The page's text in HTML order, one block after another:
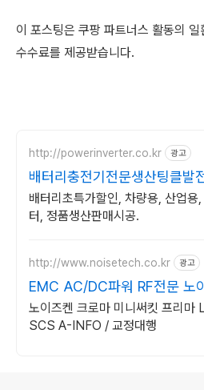
이 포스팅은 쿠팡 파트너스 활동의 일
수수료를 제공받습니다.
http://powerinverter.co.kr 광고
배터리충전기전문생산팅클발
배터리초특가할인, 차량용, 산업용
터, 정품생산판매시공.
http://www.noisetech.co.kr 광고
EMC AC/DC파워 RF전문 노
노이즈켄 크로마 미니써킷 프리마
SCS A-INFO / 교정대행